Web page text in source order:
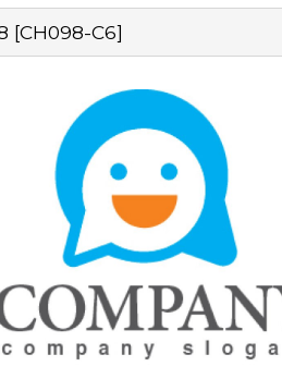
[CH098-C6]